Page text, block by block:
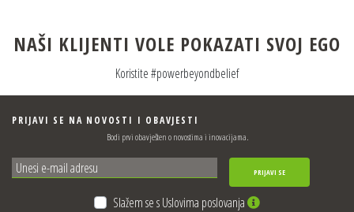
NAŠI KLIJENTI VOLE POKAZATI SVOJ EGO
Koristite #powerbeyondbelief
PRIJAVI SE NA NOVOSTI I OBAVJESTI
Bodi prvi obavješten o novostima i inovacijama.
PRIJAVI SE
Slažem se s Uslovima poslovanja